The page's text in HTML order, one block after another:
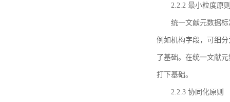
2.2.2 最小粒度原
统一文献元数据
例如机构字段，可细
了基础。在统一文献
打下基础。
2.2.3 协同化原则